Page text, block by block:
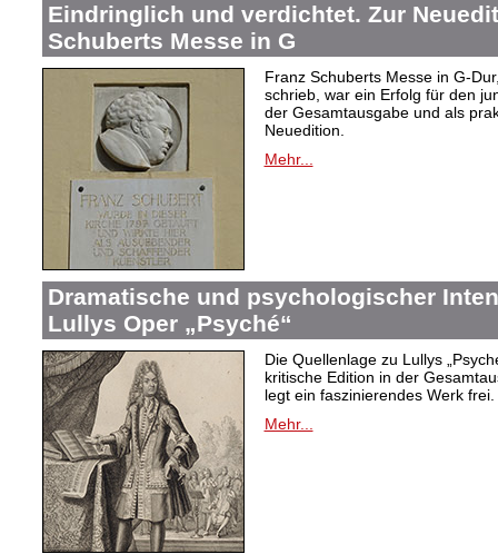
Eindringlich und verdichtet. Zur
Schuberts Messe in G
Franz Schuberts Messe in G-
schrieb, war ein Erfolg für den
der Gesamtausgabe und als
Neuedition.
Mehr...
Dramatische und psychologischer
Lullys Oper „Psyché“
Die Quellenlage zu Lullys
kritische Edition in der
legt ein faszinierendes Werk frei.
Mehr...